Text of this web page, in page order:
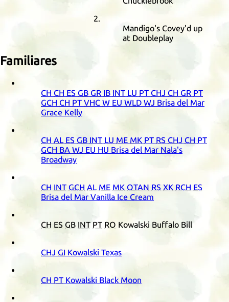
Mandigo's Covey'd up
at Doubleplay
Familiares
CH CH ES GB GR IB INT LU PT CHJ CH GR PT
GCH CH PT VHC W EU WLD WJ Brisa del Mar
Grace Kelly
CH AL ES GB INT LU ME MK PT RS CHJ CH PT
GCH BA WJ EU HU Brisa del Mar Nala's
Broadway
CH INT GCH AL ME MK OTAN RS XK RCH ES
Brisa del Mar Vanilla Ice Cream
CH ES GB INT PT RO Kowalski Buffalo Bill
CHJ GI Kowalski Texas
CH PT Kowalski Black Moon